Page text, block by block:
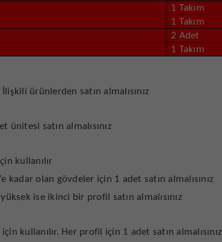
1 Takım
1 Takım
2 Adet
1 Takım
ürünlerden satın almalısınız
ünitesi satın almalısınız
kullanılır
kadar olan gövdeler için 1 adet satın almalısınız
ise ikinci bir profil satın almalısınız
için kullanılır. Her profil için 1 adet satın almalısınız